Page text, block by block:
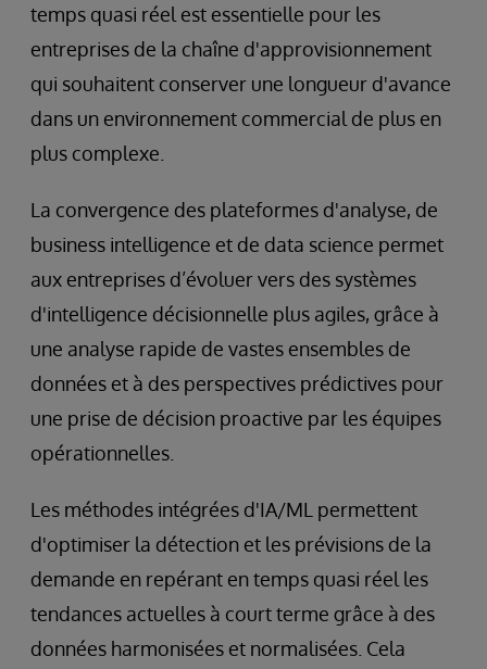
temps quasi réel est essentielle pour les
entreprises de la chaîne d'approvisionnement
qui souhaitent conserver une longueur d'avance
dans un environnement commercial de plus en
plus complexe.
La convergence des plateformes d'analyse, de
business intelligence et de data science permet
aux entreprises d’évoluer vers des systèmes
d'intelligence décisionnelle plus agiles, grâce à
une analyse rapide de vastes ensembles de
données et à des perspectives prédictives pour
une prise de décision proactive par les équipes
opérationnelles.
Les méthodes intégrées d'IA/ML permettent
d'optimiser la détection et les prévisions de la
demande en repérant en temps quasi réel les
tendances actuelles à court terme grâce à des
données harmonisées et normalisées. Cela